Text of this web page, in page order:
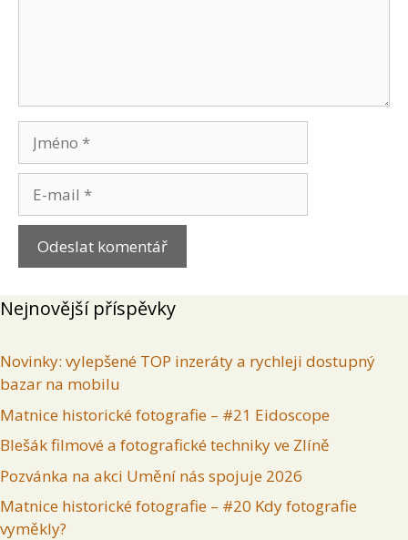
mail
Nejnovější příspěvky
Novinky: vylepšené TOP inzeráty a rychleji dostupný
bazar na mobilu
Matnice historické fotografie – #21 Eidoscope
Blešák filmové a fotografické techniky ve Zlíně
Pozvánka na akci Umění nás spojuje 2026
Matnice historické fotografie – #20 Kdy fotografie
vyměkly?